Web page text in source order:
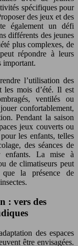
spécifiques pour
des jeux et des
également un défi
différents des jeunes
plus complexes, de
répondre à leurs
important.
l’utilisation des
les mois d’été. Il est
ventilés ou
confortablement,
Pendant la saison
jeux couverts ou
les enfants, telles
des séances de
enfants. La mise à
de climatiseurs peut
la présence de
: vers des
des espaces
être envisagées.